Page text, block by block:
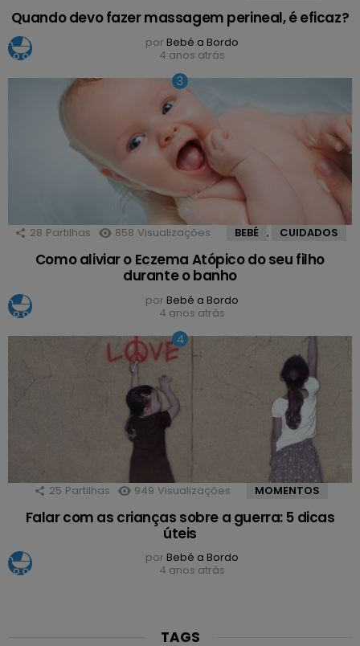
Quando devo fazer massagem perineal, é eficaz?
por Bebé a Bordo
4 anos atrás
28 Partilhas 858 Visualizações BEBÉ , CUIDADOS
Como aliviar o Eczema Atópico do seu filho
durante o banho
por Bebé a Bordo
4 anos atrás
25 Partilhas 949 Visualizações MOMENTOS
Falar com as crianças sobre a guerra: 5 dicas
úteis
por Bebé a Bordo
4 anos atrás
TAGS